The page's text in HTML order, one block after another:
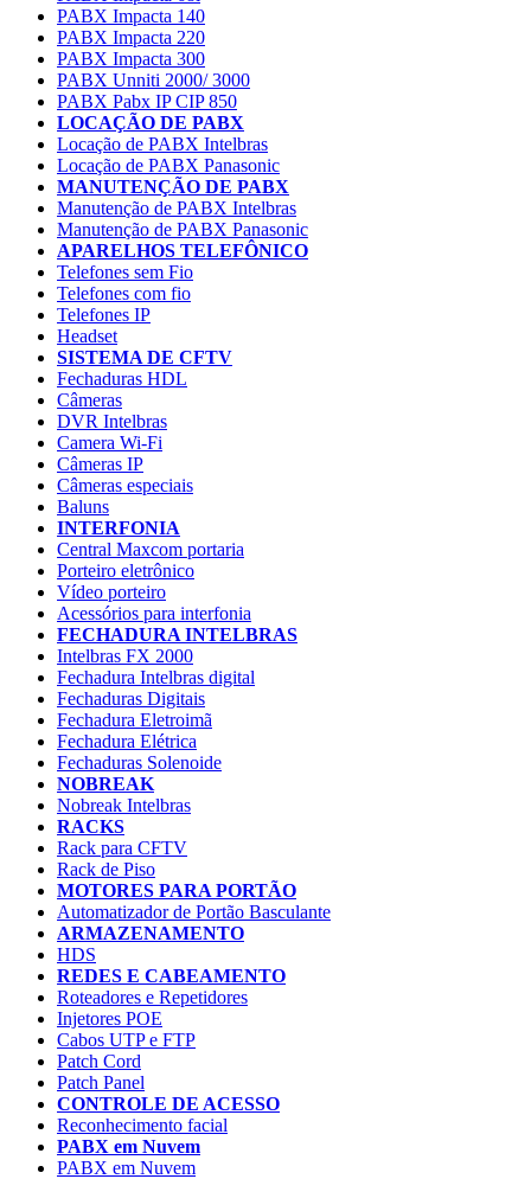
PABX Impacta 140
PABX Impacta 220
PABX Impacta 300
PABX Unniti 2000/ 3000
PABX Pabx IP CIP 850
LOCAÇÃO DE PABX
Locação de PABX Intelbras
Locação de PABX Panasonic
MANUTENÇÃO DE PABX
Manutenção de PABX Intelbras
Manutenção de PABX Panasonic
APARELHOS TELEFÔNICO
Telefones sem Fio
Telefones com fio
Telefones IP
Headset
SISTEMA DE CFTV
Fechaduras HDL
Câmeras
DVR Intelbras
Camera Wi-Fi
Câmeras IP
Câmeras especiais
Baluns
INTERFONIA
Central Maxcom portaria
Porteiro eletrônico
Vídeo porteiro
Acessórios para interfonia
FECHADURA INTELBRAS
Intelbras FX 2000
Fechadura Intelbras digital
Fechaduras Digitais
Fechadura Eletroimã
Fechadura Elétrica
Fechaduras Solenoide
NOBREAK
Nobreak Intelbras
RACKS
Rack para CFTV
Rack de Piso
MOTORES PARA PORTÃO
Automatizador de Portão Basculante
ARMAZENAMENTO
HDS
REDES E CABEAMENTO
Roteadores e Repetidores
Injetores POE
Cabos UTP e FTP
Patch Cord
Patch Panel
CONTROLE DE ACESSO
Reconhecimento facial
PABX em Nuvem
PABX em Nuvem